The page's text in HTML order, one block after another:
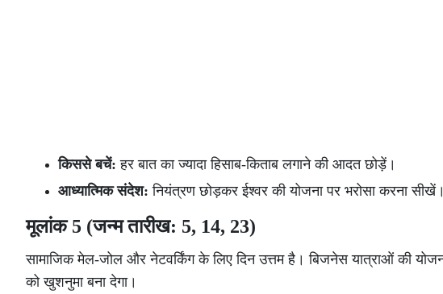
किससे बचें: हर बात का ज्यादा हिसाब-किताब लगाने की आदत छोड़ें।
आध्यात्मिक संदेश: नियंत्रण छोड़कर ईश्वर की योजना पर भरोसा करना सीखें।
मूलांक 5 (जन्म तारीख: 5, 14, 23)
सामाजिक मेल-जोल और नेटवर्किंग के लिए दिन उत्तम है। बिजनेस यात्राओं की
को खुशनुमा बना देगा।